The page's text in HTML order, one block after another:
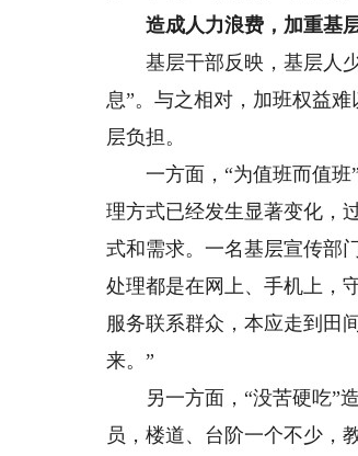
造成人力浪费，加重基
基层干部反映，基层人少
息”。与之相对，加班权益
层负担。
一方面，“为值班而值班”
理方式已经发生显著变化，
式和需求。一名基层宣传部
处理都是在网上、手机上，
服务联系群众，本应走到田
来。”
另一方面，“没苦硬吃”造
员，楼道、台阶一个不少